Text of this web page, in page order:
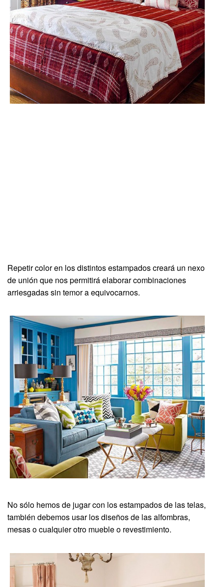
Repetir color en los distintos estampados creará un nexo
de unión que nos permitirá elaborar combinaciones
arriesgadas sin temor a equivocarnos.
No sólo hemos de jugar con los estampados de las telas,
también debemos usar los diseños de las alfombras,
mesas o cualquier otro mueble o revestimiento.